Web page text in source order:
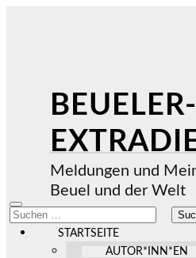
BEUELER-
Meldungen und
Beuel und der Welt
Mobile-
Menü
ein-/ausblenden
Suchen
nach:
STARTSEITE
AUTOR*INN*EN